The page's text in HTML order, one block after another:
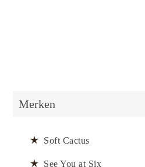
Merken
Soft Cactus
See You at Six